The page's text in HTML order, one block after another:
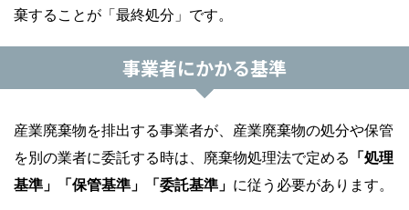
棄することが「最終処分」です。
事業者にかかる基準
産業廃棄物を排出する事業者が、産業廃棄物の処分や保管
を別の業者に委託する時は、廃棄物処理法で定める 「処理
基準」「保管基準」「委託基準」 に従う必要があります。